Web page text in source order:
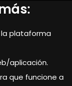
plataforma
aplicación.
que funcione a